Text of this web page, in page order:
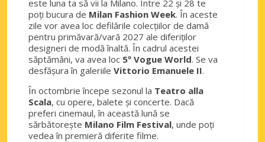
Pero, Italia
Saronno Oraș
Saronno, Italia
Segrate Oraș
Segrate, Italia
Stresa Oraș
Stresa, Italia
este luna ta să vii la Milano. Între 22 și 28 te
poți bucura de Milan Fashion Week. În aceste
zile vor avea loc defilările colecțiilor de damă
pentru primăvară/vară 2027 ale diferiților
designeri de modă înaltă. În cadrul acestei
săptămâni, va avea loc 5º Vogue World. Se va
desfășura în galeriile Vittorio Emanuele II.
În octombrie începe sezonul la Teatro alla
Scala, cu opere, balete și concerte. Dacă
preferi cinemaul, în această lună se
sărbătorește Milano Film Festival, unde poți
vedea în premieră diferite filme.